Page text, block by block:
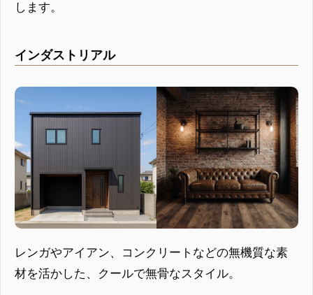
します。
インダストリアル
レンガやアイアン、コンクリートなどの無機質な素
材を活かした、クールで無骨なスタイル。